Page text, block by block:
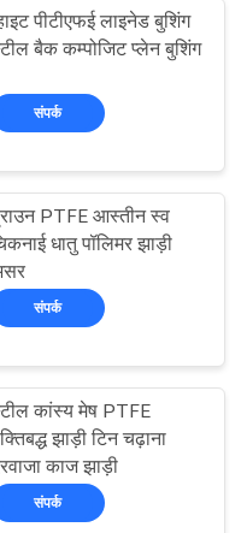
8
पीटीएफई लाइनेड बुशिंग
बैक कम्पोजिट प्लेन बुशिंग
संपर्क
PTFE आस्तीन स्व
धातु पॉलिमर झाड़ी
संपर्क
कांस्य मेष PTFE
झाड़ी टिन चढ़ाना
काज झाड़ी
संपर्क